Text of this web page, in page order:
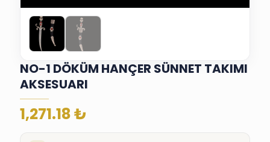
NO-1 DÖKÜM HANÇER SÜNNET TAKIMI
AKSESUARI
1,271.18₺